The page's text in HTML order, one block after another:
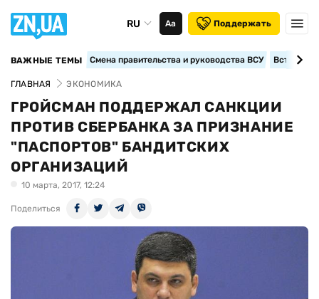
RU Аа Поддержать
ВАЖНЫЕ ТЕМЫ Смена правительства и руководства ВСУ
ГЛАВНАЯ ЭКОНОМИКА
ГРОЙСМАН ПОДДЕРЖАЛ САНКЦИИ
ПРОТИВ СБЕРБАНКА ЗА ПРИЗНАНИЕ
"ПАСПОРТОВ" БАНДИТСКИХ
ОРГАНИЗАЦИЙ
10 марта, 2017, 12:24
Поделиться